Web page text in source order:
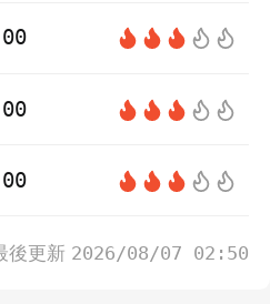
後更新 2026/08/07 02:50